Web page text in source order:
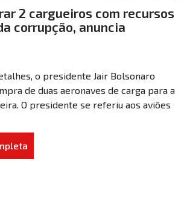
2 cargueiros com recursos
corrupção, anuncia
o presidente Jair Bolsonaro
de duas aeronaves de carga para a
O presidente se referiu aos aviões